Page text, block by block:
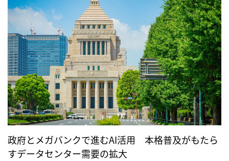
政府とメガバンクで進むAI活用 本格普及がもたら
すデータセンター需要の拡大